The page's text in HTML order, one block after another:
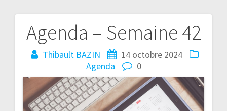
Agenda – Semaine 42
Thibault BAZIN
14 octobre 2024
Agenda
0